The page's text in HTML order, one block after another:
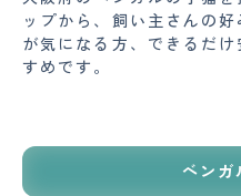
ップから、飼い主さんの
が気になる方、できるだ
すめです。
ベン